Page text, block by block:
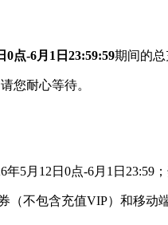
0点-6月1日23:59:59期间的总
您耐心等待。
5月12日0点-6月1日23:59
（不包含充值VIP）和移动